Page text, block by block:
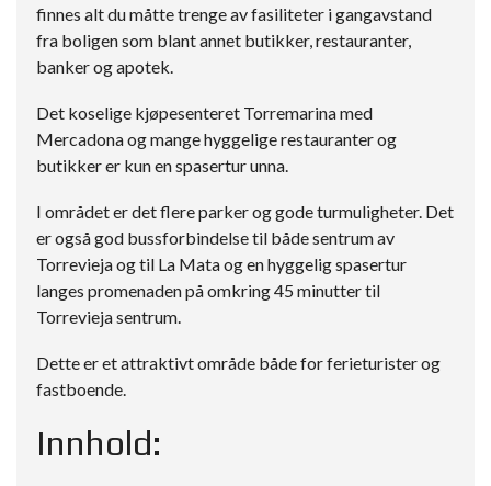
finnes alt du måtte trenge av fasiliteter i gangavstand
fra boligen som blant annet butikker, restauranter,
banker og apotek.
Det koselige kjøpesenteret Torremarina med
Mercadona og mange hyggelige restauranter og
butikker er kun en spasertur unna.
I området er det flere parker og gode turmuligheter. Det
er også god bussforbindelse til både sentrum av
Torrevieja og til La Mata og en hyggelig spasertur
langes promenaden på omkring 45 minutter til
Torrevieja sentrum.
Dette er et attraktivt område både for ferieturister og
fastboende.
Innhold: